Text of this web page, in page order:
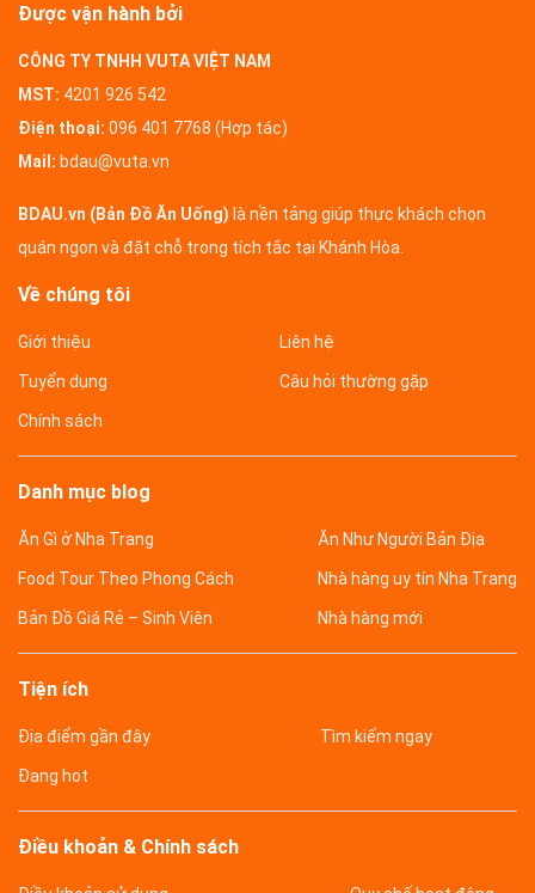
Được vận hành bởi
CÔNG TY TNHH VUTA VIỆT NAM
MST: 4201 926 542
Điện thoại: 096 401 7768 (Hợp tác)
Mail: bdau@vuta.vn
BDAU.vn (Bản Đồ Ăn Uống) là nền tảng giúp thực khách chọn
quán ngon và đặt chỗ trong tích tắc tại Khánh Hòa.
Về chúng tôi
Giới thiệu Liên hệ
Tuyển dụng Câu hỏi thường gặp
Chính sách
Danh mục blog
Ăn Gì ở Nha Trang Ăn Như Người Bản Địa
Food Tour Theo Phong Cách Nhà hàng uy tín Nha Trang
Bản Đồ Giá Rẻ – Sinh Viên Nhà hàng mới
Tiện ích
Địa điểm gần đây Tìm kiếm ngay
Đang hot
Điều khoản & Chính sách